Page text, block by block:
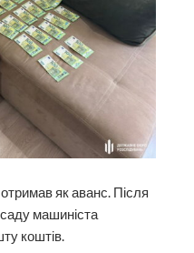
як аванс. Після
машиніста
коштів.